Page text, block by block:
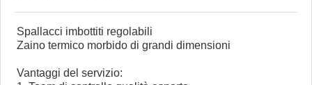
Spallacci imbottiti regolabili
Zaino termico morbido di grandi dimensioni
Vantaggi del servizio: